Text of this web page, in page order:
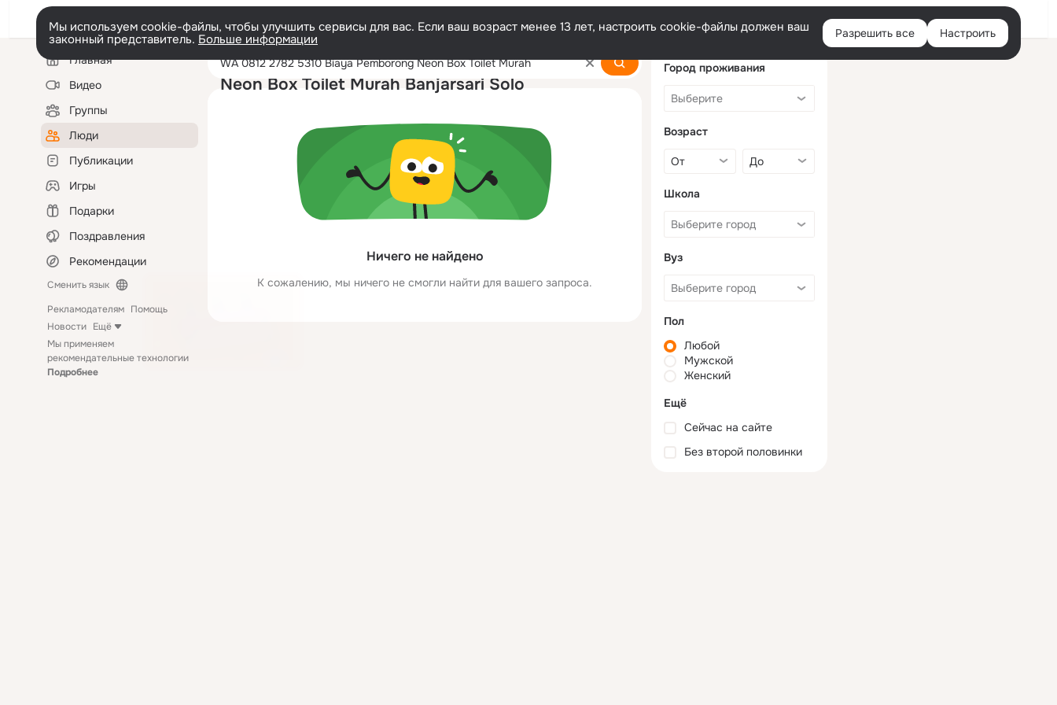
Войти
Мы используем cookie-файлы, чтобы улучшить сервисы для вас. Если ваш возраст менее 13 лет, настроить cookie-файлы должен ваш
законный представитель. Больше информации Разрешить все Настроить
Левая
колонкаГлавная
Видео
Группы
Люди
Публикации
Игры
Подарки
Поздравления
Рекомендации
Сменить язык
Рекламодателям Помощь
Новости Ещё
Мы применяем
рекомендательные технологии
Подробнее
людям
WA 0812 2782 5310 Biaya Pemborong
Neon Box Toilet Murah Banjarsari Solo
Ничего не найдено
К сожалению, мы ничего не смогли найти для вашего запроса.
Город проживания
Возраст
Школа
Вуз
Пол
Любой
Мужской
Женский
Ещё
Сейчас на сайте
Без второй половинки